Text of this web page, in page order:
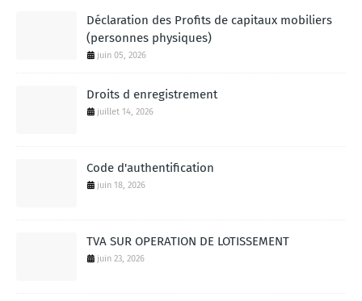
Déclaration des Profits de capitaux mobiliers
(personnes physiques)
juin 05, 2026
Droits d enregistrement
juillet 14, 2026
Code d'authentification
juin 18, 2026
TVA SUR OPERATION DE LOTISSEMENT
juin 23, 2026